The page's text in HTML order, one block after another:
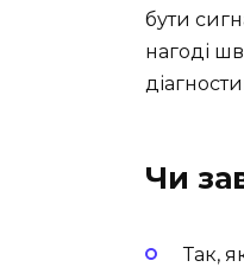
бути
нагоді
Чи
Так,